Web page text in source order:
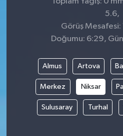
5.6,
Görüş Mesafesi:
Doğumu: 6:29, Gün
Almus Artova
Merkez Niksar
Sulusaray Turhal